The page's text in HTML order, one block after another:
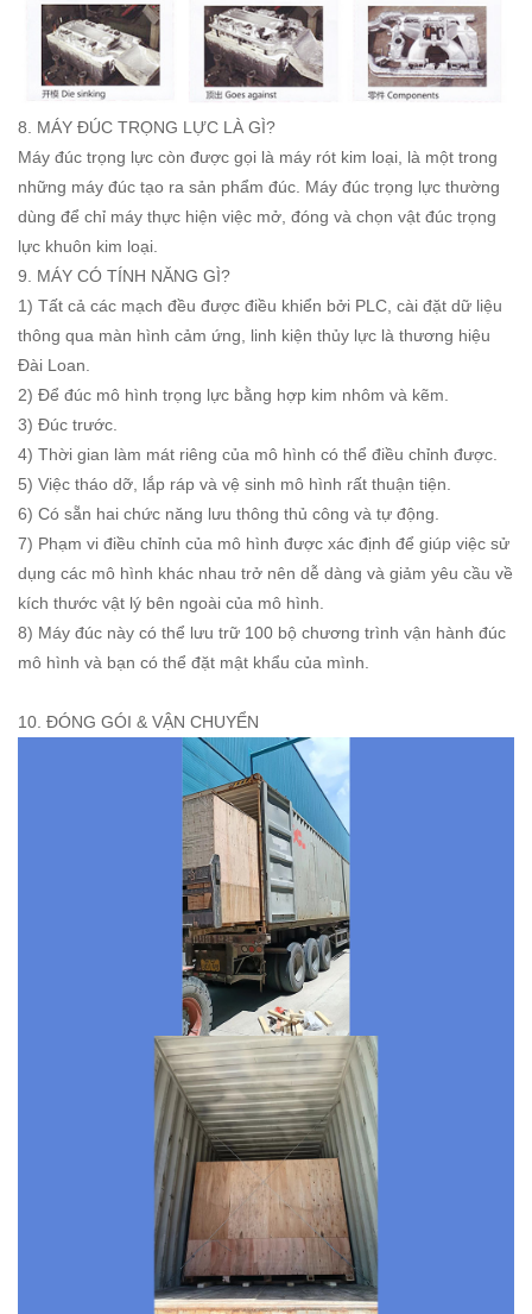
8. MÁY ĐÚC TRỌNG LỰC LÀ GÌ?
Máy đúc trọng lực còn được gọi là máy rót kim loại, là một trong
những máy đúc tạo ra sản phẩm đúc. Máy đúc trọng lực thường
dùng để chỉ máy thực hiện việc mở, đóng và chọn vật đúc trọng
lực khuôn kim loại.
9. MÁY CÓ TÍNH NĂNG GÌ?
1) Tất cả các mạch đều được điều khiển bởi PLC, cài đặt dữ liệu
thông qua màn hình cảm ứng, linh kiện thủy lực là thương hiệu
Đài Loan.
2) Để đúc mô hình trọng lực bằng hợp kim nhôm và kẽm.
3) Đúc trước.
4) Thời gian làm mát riêng của mô hình có thể điều chỉnh được.
5) Việc tháo dỡ, lắp ráp và vệ sinh mô hình rất thuận tiện.
6) Có sẵn hai chức năng lưu thông thủ công và tự động.
7) Phạm vi điều chỉnh của mô hình được xác định để giúp việc sử
dụng các mô hình khác nhau trở nên dễ dàng và giảm yêu cầu về
kích thước vật lý bên ngoài của mô hình.
8) Máy đúc này có thể lưu trữ 100 bộ chương trình vận hành đúc
mô hình và bạn có thể đặt mật khẩu của mình.
10. ĐÓNG GÓI & VẬN CHUYỂN